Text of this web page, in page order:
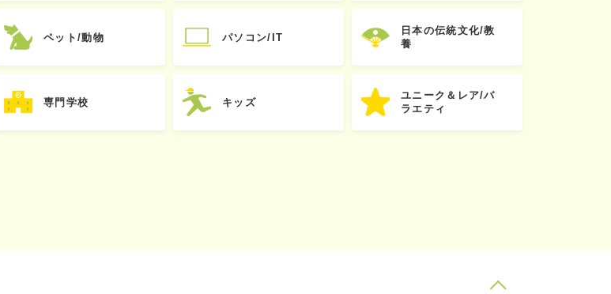
ペット/動物 パソコン/IT
日本の伝統文化/教
養
専門学校 キッズ
ユニーク＆レア/バ
ラエティ